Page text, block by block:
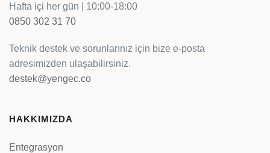
Hafta içi her gün | 10:00-18:00
0850 302 31 70
Teknik destek ve sorunlarınız için bize e-posta
adresimizden ulaşabilirsiniz.
destek@yengec.co
HAKKIMIZDA
Entegrasyon